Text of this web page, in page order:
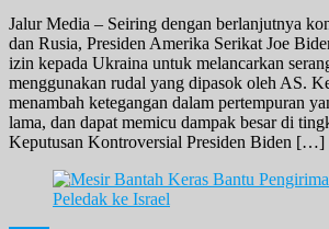
Jalur Media – Seiring dengan berlanjutnya
dan Rusia, Presiden Amerika Serikat Joe
izin kepada Ukraina untuk melancarkan
menggunakan rudal yang dipasok oleh AS.
menambah ketegangan dalam pertempuran
lama, dan dapat memicu dampak besar di
Keputusan Kontroversial Presiden Biden […]